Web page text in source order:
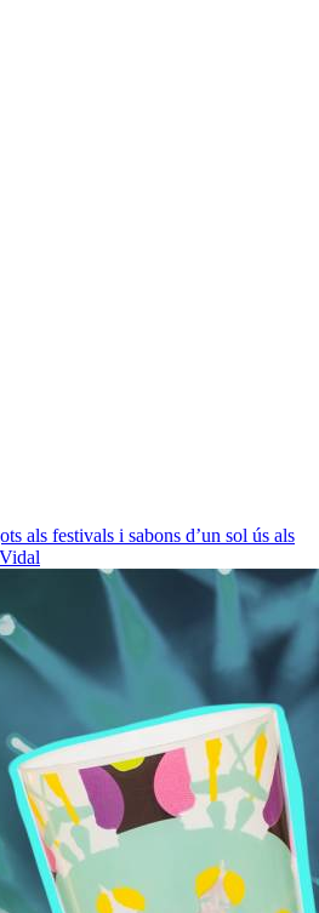
als festivals i sabons d’un sol ús als